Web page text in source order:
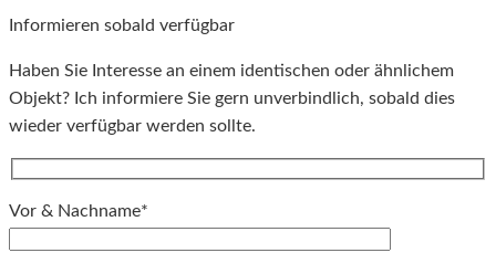
Informieren sobald verfügbar
Haben Sie Interesse an einem identischen oder ähnlichem
Objekt? Ich informiere Sie gern unverbindlich, sobald dies
wieder verfügbar werden sollte.
Vor & Nachname*